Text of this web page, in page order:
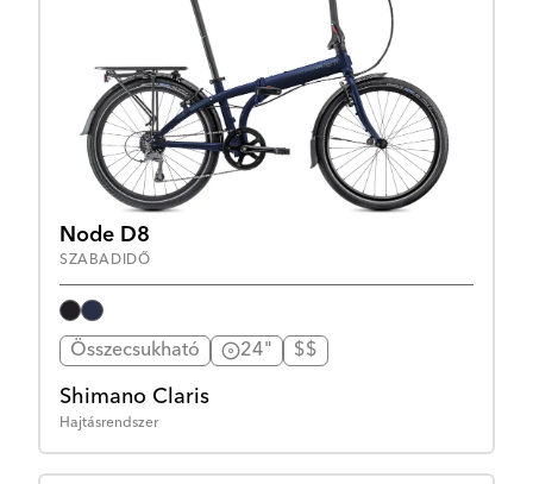
Node D8
SZABADIDŐ
Összecsukható 24" $$
Shimano Claris
Hajtásrendszer